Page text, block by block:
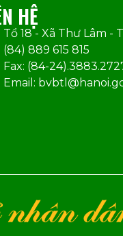
HỆ
Tổ 18 - Xã Thư Lâm -
(84) 889 615 815
Fax: (84-
Email: